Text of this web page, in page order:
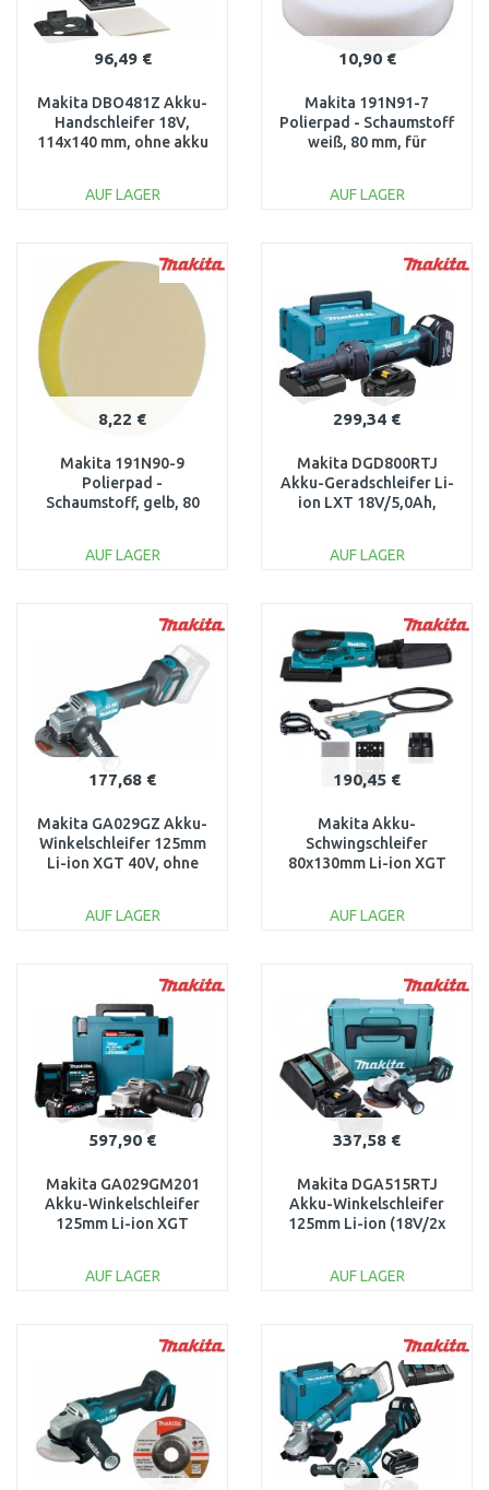
96,49 €
Makita DBO481Z Akku-
Handschleifer 18V,
114x140 mm, ohne akku
AUF LAGER
Vergleichen
10,90 €
Makita 191N91-7
Polierpad - Schaumstoff
weiß, 80 mm, für
AUF LAGER
8,22 €
Makita 191N90-9
Polierpad -
Schaumstoff, gelb, 80
AUF LAGER
299,34 €
Makita DGD800RTJ
Akku-Geradschleifer Li-
ion LXT 18V/5,0Ah,
AUF LAGER
Vergleichen
177,68 €
Makita GA029GZ Akku-
Winkelschleifer 125mm
Li-ion XGT 40V, ohne
AUF LAGER
Vergleichen
190,45 €
Makita Akku-
Schwingschleifer
80x130mm Li-ion XGT
AUF LAGER
Vergleichen
597,90 €
Makita GA029GM201
Akku-Winkelschleifer
125mm Li-ion XGT
AUF LAGER
Vergleichen
337,58 €
Makita DGA515RTJ
Akku-Winkelschleifer
125mm Li-ion (18V/2x
AUF LAGER
Vergleichen